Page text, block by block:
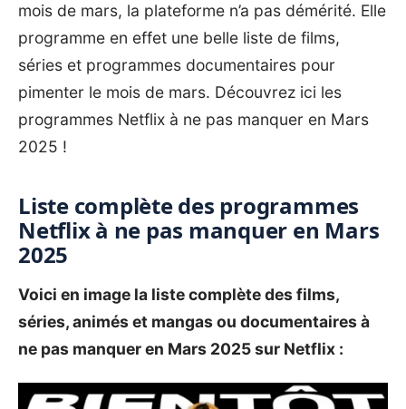
mois de mars, la plateforme n’a pas démérité. Elle
programme en effet une belle liste de films,
séries et programmes documentaires pour
pimenter le mois de mars. Découvrez ici les
programmes Netflix à ne pas manquer en Mars
2025 !
Liste complète des programmes
Netflix à ne pas manquer en Mars
2025
Voici en image la liste complète des films,
séries, animés et mangas ou documentaires à
ne pas manquer en Mars 2025 sur Netflix :